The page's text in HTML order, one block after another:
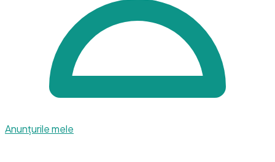
Anunțurile mele